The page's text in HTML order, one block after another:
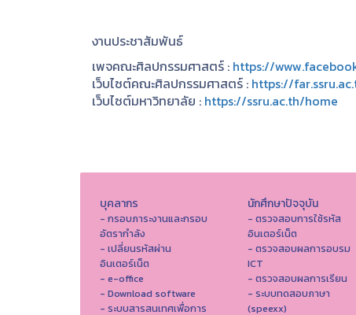
งานประชาสัมพันธ์
เพจคณะศิลปกรรมศาสตร์ : https://
เว็บไซต์คณะศิลปกรรมศาสตร์ : https://
เว็บไซต์มหาวิทยาลัย : https://ssru.ac.th/home
บุคลากร
- กรอบภาระงานและกรอบ
อัตรากำลัง
- เปลี่ยนรหัสผ่าน
อินเตอร์เน็ต
- e-office
- Download software
- ระบบสารสนเทศเพื่อการ
นักศึกษาปัจจุบัน
- ตรวจสอบการใช้รหัส
อินเตอร์เน็ต
- ตรวจสอบผลการอบรม
ICT
- ตรวจสอบผลการเรียน
- ระบบทดสอบภาษา
(speexx)